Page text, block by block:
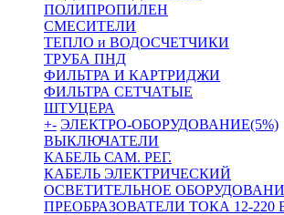
ПОЛИПРОПИЛЕН
СМЕСИТЕЛИ
ТЕПЛО и ВОДОСЧЕТЧИКИ
ТРУБА ПНД
ФИЛЬТРА И КАРТРИДЖИ
ФИЛЬТРА СЕТЧАТЫЕ
ШТУЦЕРА
+- ЭЛЕКТРО-ОБОРУДОВАНИЕ(5%)
ВЫКЛЮЧАТЕЛИ
КАБЕЛЬ САМ. РЕГ.
КАБЕЛЬ ЭЛЕКТРИЧЕСКИЙ
ОСВЕТИТЕЛЬНОЕ
ПРЕОБРАЗОВАТЕЛИ ТОКА 12-220